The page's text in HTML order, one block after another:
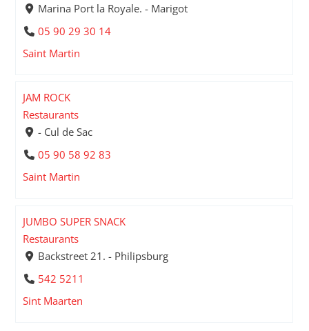
Marina Port la Royale. - Marigot
05 90 29 30 14
Saint Martin
JAM ROCK
Restaurants
- Cul de Sac
05 90 58 92 83
Saint Martin
JUMBO SUPER SNACK
Restaurants
Backstreet 21. - Philipsburg
542 5211
Sint Maarten